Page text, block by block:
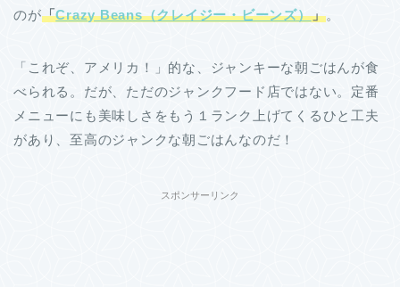
のが「Crazy Beans（クレイジー・ビーンズ）」。
「これぞ、アメリカ！」的な、ジャンキーな朝ごはんが食
べられる。だが、ただのジャンクフード店ではない。定番
メニューにも美味しさをもう１ランク上げてくるひと工夫
があり、至高のジャンクな朝ごはんなのだ！
スポンサーリンク